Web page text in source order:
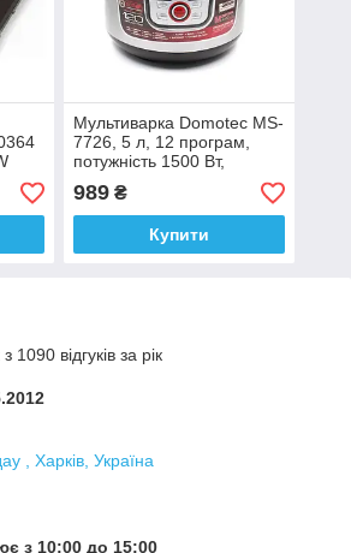
Мультиварка Domotec MS-
7726, 5 л, 12 програм,
потужність 1500 Вт,
пароварка
989₴
Купити
1090 відгуків за рік
, Харків, Україна
з 10:00 до 15:00